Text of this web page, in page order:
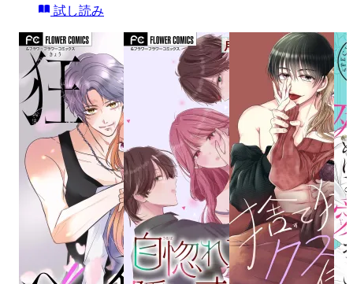
試し読み